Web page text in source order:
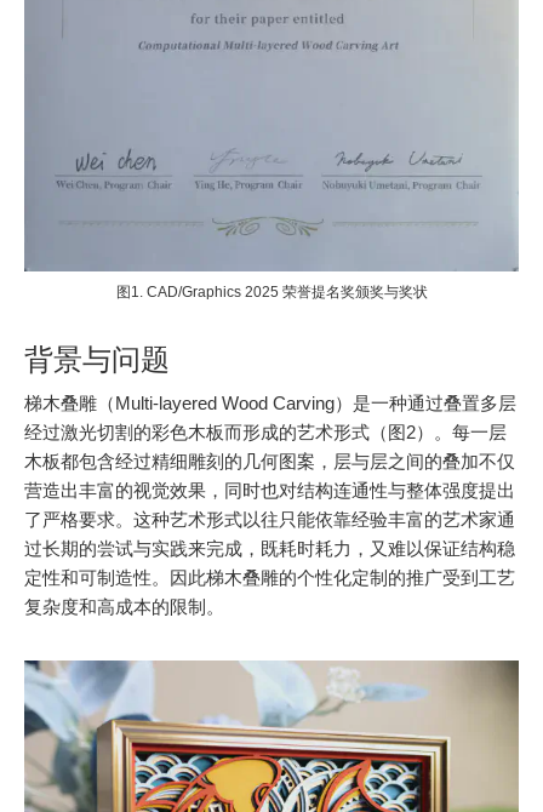
图1. CAD/Graphics 2025 荣誉提名奖颁奖与奖状
背景与问题
梯木叠雕（Multi-layered Wood Carving）是一种通过叠置多层
经过激光切割的彩色木板而形成的艺术形式（图2）。每一层
木板都包含经过精细雕刻的几何图案，层与层之间的叠加不仅
营造出丰富的视觉效果，同时也对结构连通性与整体强度提出
了严格要求。这种艺术形式以往只能依靠经验丰富的艺术家通
过长期的尝试与实践来完成，既耗时耗力，又难以保证结构稳
定性和可制造性。因此梯木叠雕的个性化定制的推广受到工艺
复杂度和高成本的限制。